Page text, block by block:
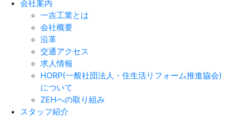
会社案内
一吉工業とは
会社概要
沿革
交通アクセス
求人情報
HORP(一般社団法人・住生活リフォーム推進協会)
について
ZEHへの取り組み
スタッフ紹介